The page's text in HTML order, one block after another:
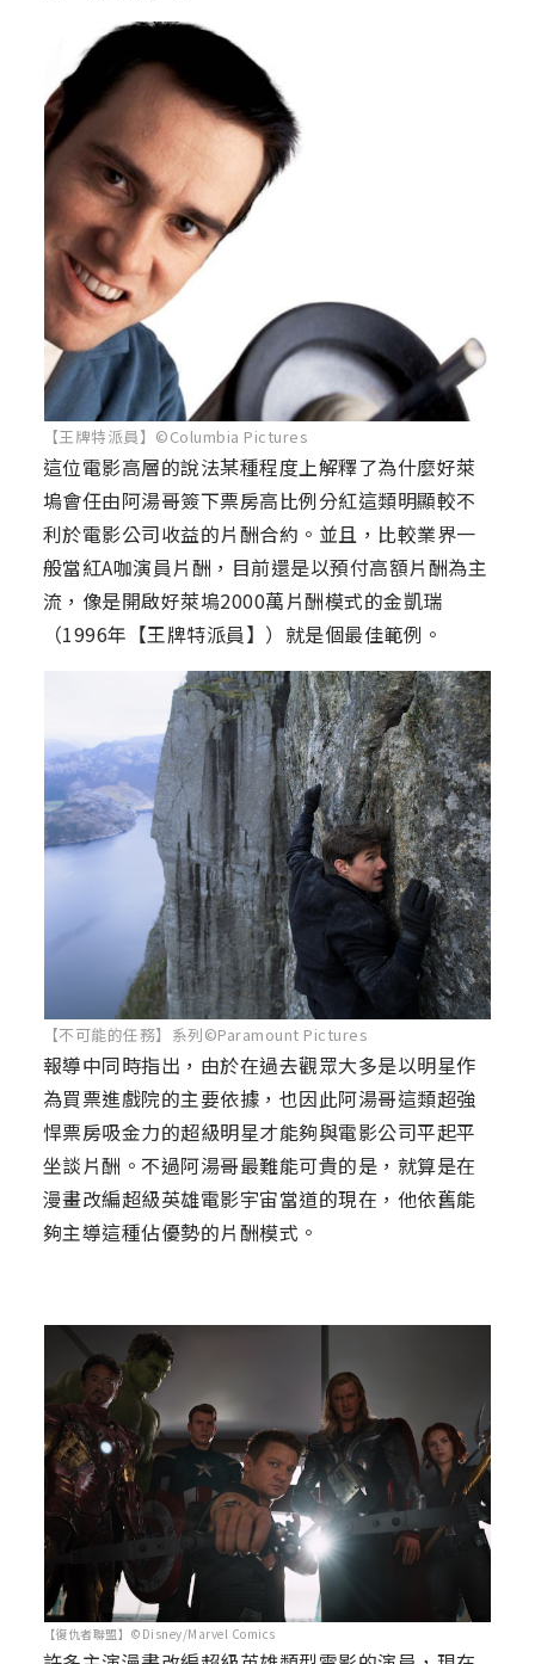
【王牌特派員】©Columbia Pictures
這位電影高層的說法某種程度上解釋了為什麼好萊
塢會任由阿湯哥簽下票房高比例分紅這類明顯較不
利於電影公司收益的片酬合約。並且，比較業界一
般當紅A咖演員片酬，目前還是以預付高額片酬為主
流，像是開啟好萊塢2000萬片酬模式的金凱瑞
（1996年【王牌特派員】）就是個最佳範例。
【不可能的任務】系列©Paramount Pictures
報導中同時指出，由於在過去觀眾大多是以明星作
為買票進戲院的主要依據，也因此阿湯哥這類超強
悍票房吸金力的超級明星才能夠與電影公司平起平
坐談片酬。不過阿湯哥最難能可貴的是，就算是在
漫畫改編超級英雄電影宇宙當道的現在，他依舊能
夠主導這種佔優勢的片酬模式。
【復仇者聯盟】©Disney/Marvel Comics